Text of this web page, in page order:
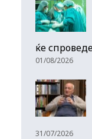
ќе
01/08/2026
31/07/2026